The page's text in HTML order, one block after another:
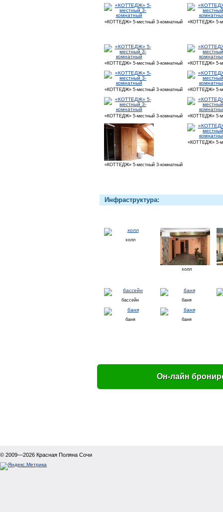
«КОТТЕДЖ» 5-местный 3-комнатный «КОТТЕДЖ» 5-
«КОТТЕДЖ» 5-местный 3-комнатный «КОТТЕДЖ» 5-
«КОТТЕДЖ» 5-местный 3-комнатный «КОТТЕДЖ» 5-
«КОТТЕДЖ» 5-местный 3-комнатный «КОТТЕДЖ» 5-
«КОТТЕДЖ» 5-местный 3-комнатный
«КОТТЕДЖ» 5-
Инфраструктура:
холл
холл
бассейн баня
баня баня
Он-лайн
© 2009—2026 Красная Поляна Сочи